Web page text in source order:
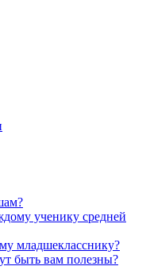
ученику средней
младшекласснику?
быть вам полезны?